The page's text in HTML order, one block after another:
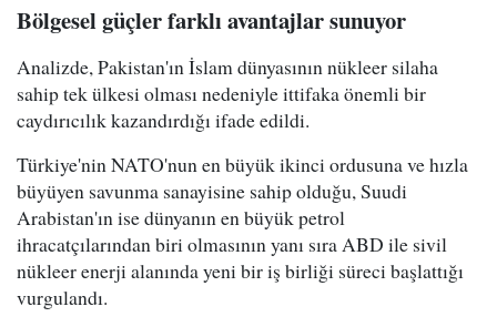
Bölgesel güçler farklı avantajlar sunuyor
Analizde, Pakistan'ın İslam dünyasının nükleer silaha
sahip tek ülkesi olması nedeniyle ittifaka önemli bir
caydırıcılık kazandırdığı ifade edildi.
Türkiye'nin NATO'nun en büyük ikinci ordusuna ve hızla
büyüyen savunma sanayisine sahip olduğu, Suudi
Arabistan'ın ise dünyanın en büyük petrol
ihracatçılarından biri olmasının yanı sıra ABD ile sivil
nükleer enerji alanında yeni bir iş birliği süreci başlattığı
vurgulandı.